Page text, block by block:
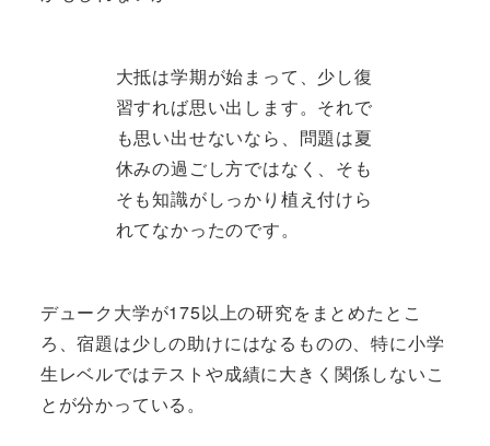
大抵は学期が始まって、少し復
習すれば思い出します。それで
も思い出せないなら、問題は夏
休みの過ごし方ではなく、そも
そも知識がしっかり植え付けら
れてなかったのです。
デューク大学が175以上の研究をまとめたとこ
ろ、宿題は少しの助けにはなるものの、特に小学
生レベルではテストや成績に大きく関係しないこ
とが分かっている。